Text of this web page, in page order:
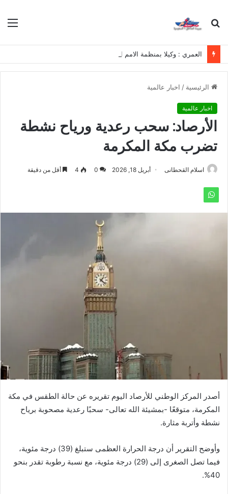
بحث
الرئيسية / اخبار عالمية
اخبار عالمية
الأرصاد: سحب رعدية ورياح نشطة
تضرب مكة المكرمة
اسلام القحطانى أبريل 18, 2026 0
4 أقل من دقيقة
أصدر المركز الوطني للأرصاد اليوم تقريره عن حالة الطقس في مكة
المكرمة، متوقعًا -بمشيئة الله تعالى- سحبًا رعدية مصحوبة برياح
نشطة وأتربة مثارة.
وأوضح التقرير أن درجة الحرارة العظمى ستبلغ (39) درجة مئوية،
فيما تصل الصغرى إلى (29) درجة مئوية، مع نسبة رطوبة تقدر بنحو
40%.